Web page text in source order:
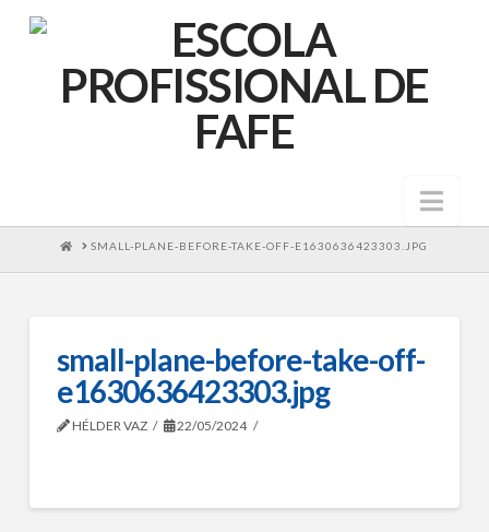
HOME
SMALL-PLANE-BEFORE-TAKE-OFF-E1630636423303.JPG
small-plane-before-take-off-
e1630636423303.jpg
HÉLDER VAZ 22/05/2024